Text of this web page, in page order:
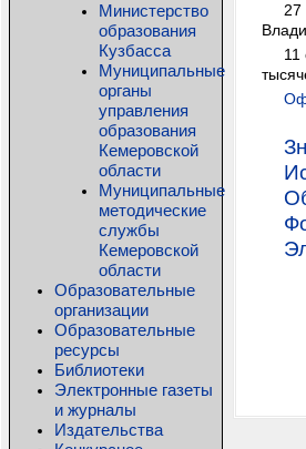
Министерство
образования
Кузбасса
Муниципальные
органы
управления
образования
Кемеровской
области
Муниципальные
методические
службы
Кемеровской
области
Образовательные
организации
Образовательные
ресурсы
Библиотеки
Электронные газеты
и журналы
Издательства
11